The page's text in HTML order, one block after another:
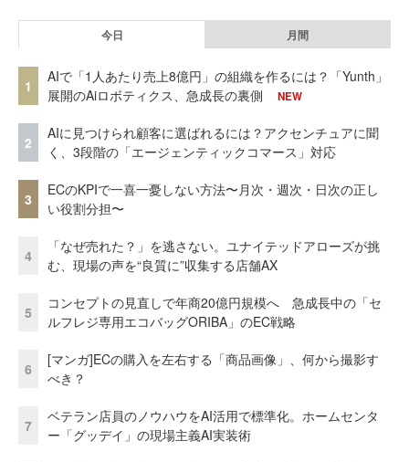
今日 月間
1
AIで「1人あたり売上8億円」の組織を作るには？「Yunth」
展開のAiロボティクス、急成長の裏側
NEW
2
AIに見つけられ顧客に選ばれるには？アクセンチュアに聞
く、3段階の「エージェンティックコマース」対応
3
ECのKPIで一喜一憂しない方法〜月次・週次・日次の正し
い役割分担〜
4
「なぜ売れた？」を逃さない。ユナイテッドアローズが挑
む、現場の声を“良質に”収集する店舗AX
5
コンセプトの見直しで年商20億円規模へ 急成長中の「セ
ルフレジ専用エコバッグORIBA」のEC戦略
6
[マンガ]ECの購入を左右する「商品画像」、何から撮影す
べき？
7
ベテラン店員のノウハウをAI活用で標準化。ホームセンタ
ー「グッデイ」の現場主義AI実装術